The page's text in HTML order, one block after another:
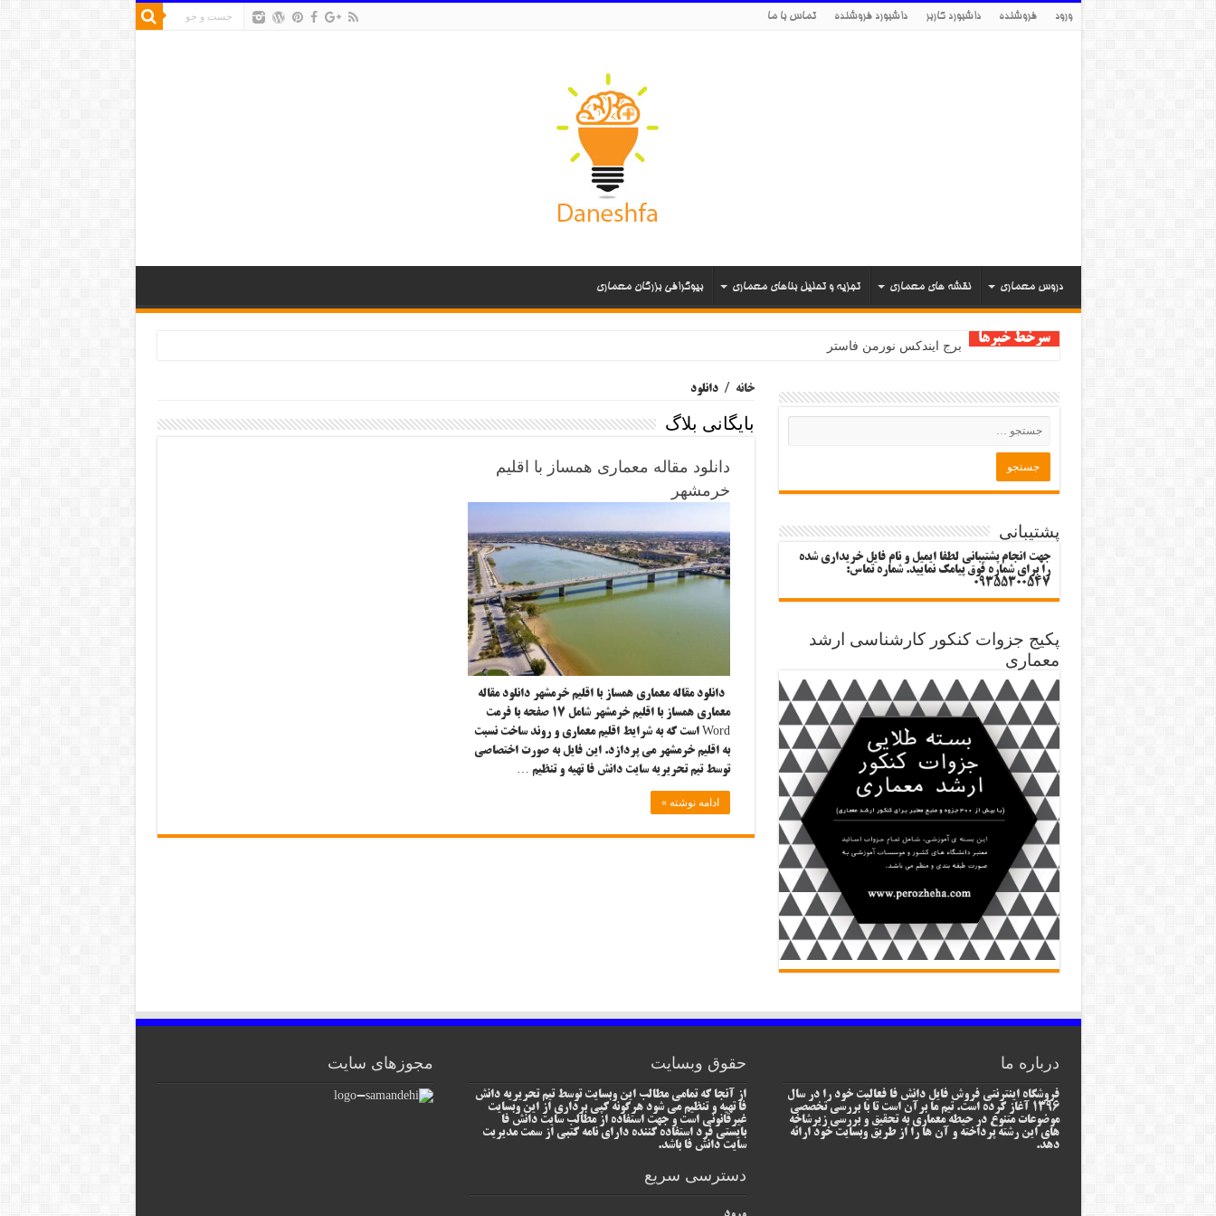
ورود فروشنده داشبورد کاربر داشبورد فروشنده تماس با ما
دروس معماری نقشه های معماری تجزیه و تحلیل بناهای معماری بیوگرافی بزرگان معماری
سرخط خبرها برج ایندکس نورمن فاستر
خانه / دانلود
بایگانی بلاگ
دانلود مقاله معماری همساز با اقلیم
خرمشهر
دانلود مقاله معماری همساز با اقلیم خرمشهر دانلود مقاله
معماری همساز با اقلیم خرمشهر شامل ۱۷ صفحه با فرمت
Word است که به شرایط اقلیم معماری و روند ساخت نسبت
به اقلیم خرمشهر می پردازد. این فایل به صورت اختصاصی
توسط تیم تحریریه سایت دانش فا تهیه و تنظیم …
ادامه نوشته »
پشتیبانی
جهت انجام پشتیبانی لطفا ایمیل و نام فایل خریداری شده
را برای شماره فوق پیامک نمایید. شماره تماس:
09355300547
پکیج جزوات کنکور کارشناسی ارشد
معماری
درباره ما
فروشگاه اینترنتی فروش فایل دانش فا فعالیت خود را در سال
1396 آغاز کرده است. تیم ما برآن است تا با بررسی تخصصی
موضوعات متنوع در حیطه معماری به تحقیق و بررسی زیرشاخه
های این رشته پرداخته و آن ها را از طریق وبسایت خود ارائه
دهد.
حقوق وبسایت
از آنجا که تمامی مطالب این وبسایت توسط تیم تحریریه دانش
فا تهیه و تنظیم می شود هرگونه کپی برداری از این وبسایت
غیرقانونی است و جهت استفاده از مطالب سایت دانش فا
بایستی فرد استفاده کننده دارای نامه کتبی از سمت مدیریت
سایت دانش فا باشد.
دسترسی سریع
مجوزهای سایت